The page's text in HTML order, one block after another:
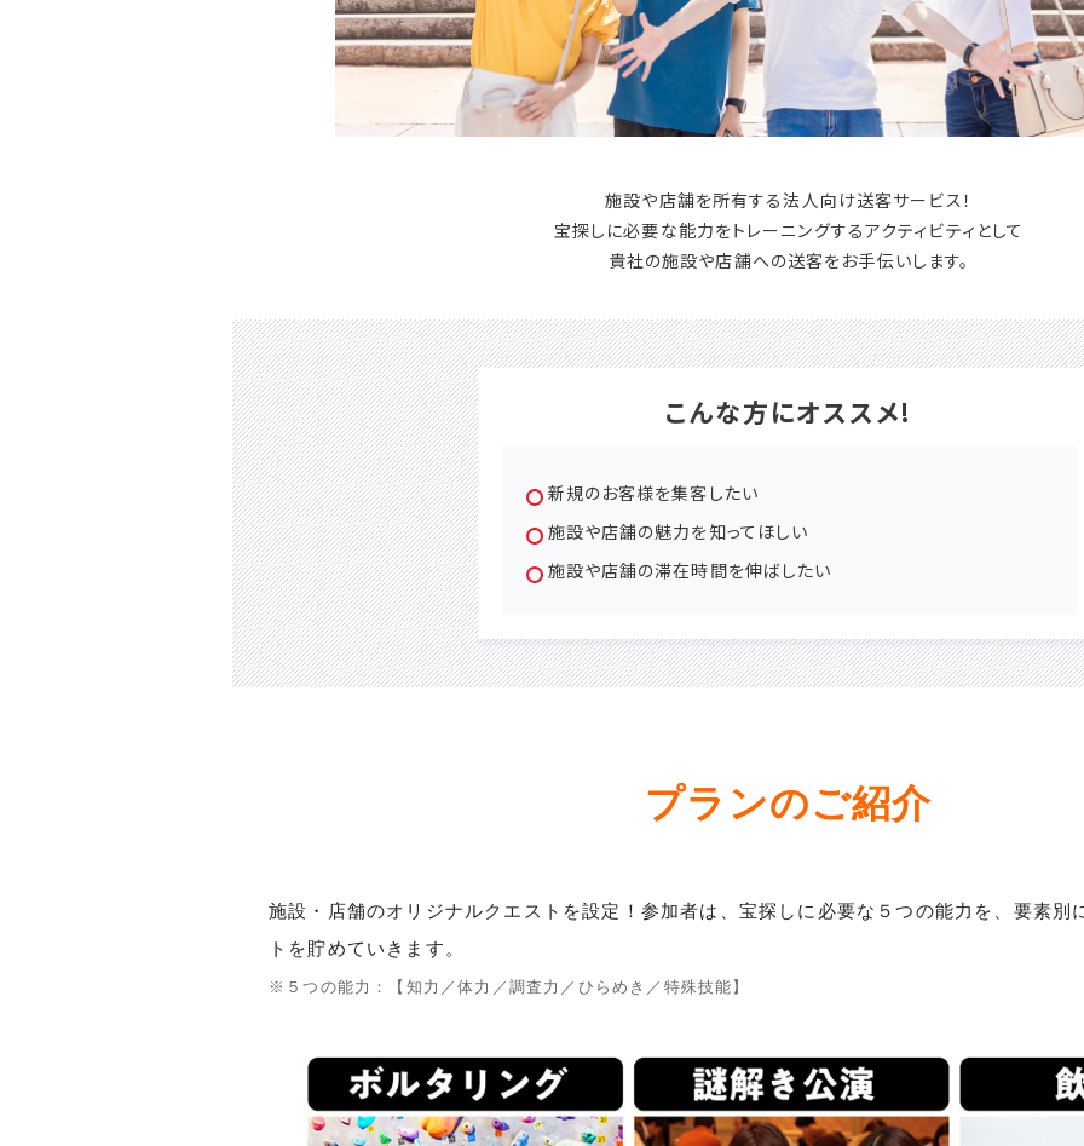
施設や店舗を所有する法人向け送客サービス！
宝探しに必要な能力をトレーニングするアクティビティとして
貴社の施設や店舗への送客をお手伝いします。
こんな方にオススメ!
新規のお客様を集客したい
施設や店舗の魅力を知ってほしい
施設や店舗の滞在時間を伸ばしたい
プランのご紹介
施設・店舗のオリジナルクエストを設定！参加者は、宝探しに必要な５つの能力を、要素別
トを貯めていきます。
※５つの能力：【知力／体力／調査力／ひらめき／特殊技能】